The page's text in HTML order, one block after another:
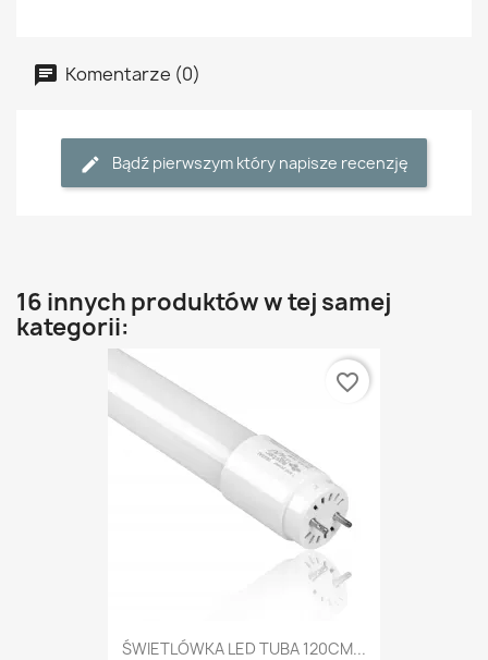
Komentarze (0)
Bądź pierwszym który napisze recenzję
16 innych produktów w tej samej
kategorii:
ŚWIETLÓWKA LED TUBA 120CM...
favorite_border